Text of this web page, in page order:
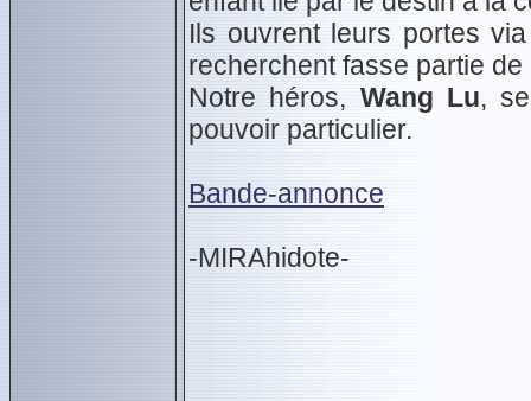
Ils ouvrent leurs portes
recherchent fasse partie
Notre héros, Wang Lu,
pouvoir particulier.
Bande-annonce
-MIRAhidote-